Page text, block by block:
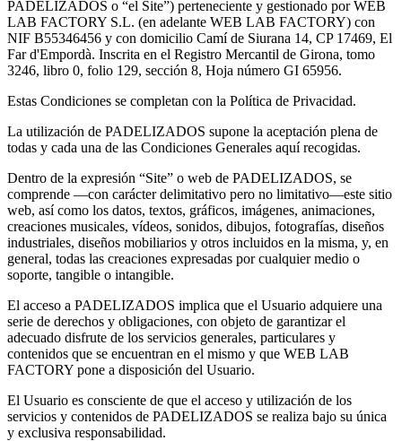
PADELIZADOS o “el Site”) perteneciente y gestionado por WEB
LAB FACTORY S.L. (en adelante WEB LAB FACTORY) con
NIF B55346456 y con domicilio Camí de Siurana 14, CP 17469, El
Far d'Empordà. Inscrita en el Registro Mercantil de Girona, tomo
3246, libro 0, folio 129, sección 8, Hoja número GI 65956.
Estas Condiciones se completan con la Política de Privacidad.
La utilización de PADELIZADOS supone la aceptación plena de
todas y cada una de las Condiciones Generales aquí recogidas.
Dentro de la expresión “Site” o web de PADELIZADOS, se
comprende —con carácter delimitativo pero no limitativo—este sitio
web, así como los datos, textos, gráficos, imágenes, animaciones,
creaciones musicales, vídeos, sonidos, dibujos, fotografías, diseños
industriales, diseños mobiliarios y otros incluidos en la misma, y, en
general, todas las creaciones expresadas por cualquier medio o
soporte, tangible o intangible.
El acceso a PADELIZADOS implica que el Usuario adquiere una
serie de derechos y obligaciones, con objeto de garantizar el
adecuado disfrute de los servicios generales, particulares y
contenidos que se encuentran en el mismo y que WEB LAB
FACTORY pone a disposición del Usuario.
El Usuario es consciente de que el acceso y utilización de los
servicios y contenidos de PADELIZADOS se realiza bajo su única
y exclusiva responsabilidad.